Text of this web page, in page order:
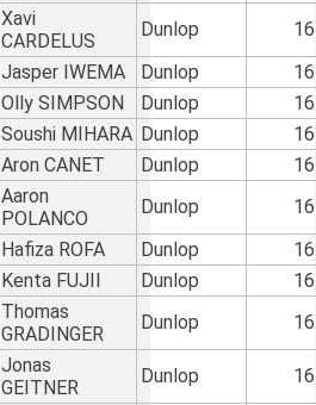
Xavi
CARDELUS
Dunlop
16
Jasper IWEMA Dunlop
16
Olly SIMPSON Dunlop
16
Soushi MIHARA Dunlop
16
Aron CANET Dunlop
16
Aaron
POLANCO
Dunlop
16
Hafiza ROFA Dunlop
16
Kenta FUJII Dunlop
16
Thomas
GRADINGER
Dunlop 16
Jonas
GEITNER
Dunlop
16